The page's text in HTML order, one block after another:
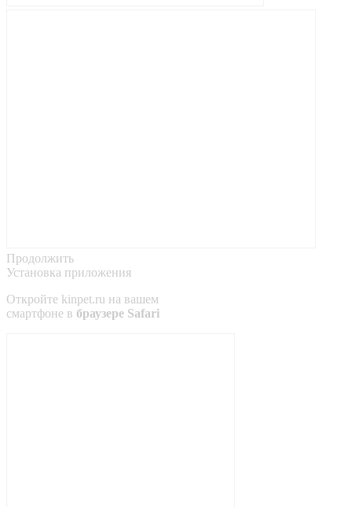
Продолжить
Установка приложения
Откройте kinpet.ru на вашем
смартфоне в браузере Safari